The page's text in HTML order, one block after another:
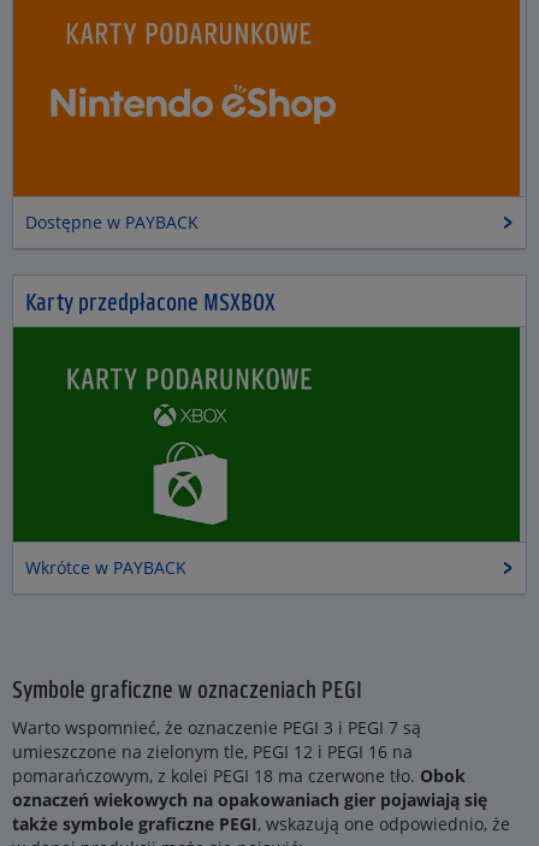
Dostępne w PAYBACK
Karty przedpłacone MSXBOX
Wkrótce w PAYBACK
Symbole graficzne w oznaczeniach PEGI
Warto wspomnieć, że oznaczenie PEGI 3 i PEGI 7 są
umieszczone na zielonym tle, PEGI 12 i PEGI 16 na
pomarańczowym, z kolei PEGI 18 ma czerwone tło. Obok
oznaczeń wiekowych na opakowaniach gier pojawiają się
także symbole graficzne PEGI, wskazują one odpowiednio, że